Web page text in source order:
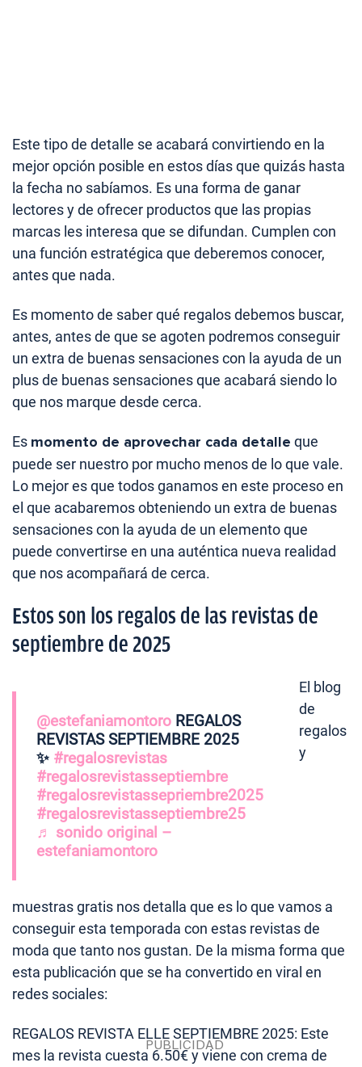
Este tipo de detalle se acabará convirtiendo en la
mejor opción posible en estos días que quizás hasta
la fecha no sabíamos. Es una forma de ganar
lectores y de ofrecer productos que las propias
marcas les interesa que se difundan. Cumplen con
una función estratégica que deberemos conocer,
antes que nada.
Es momento de saber qué regalos debemos buscar,
antes, antes de que se agoten podremos conseguir
un extra de buenas sensaciones con la ayuda de un
plus de buenas sensaciones que acabará siendo lo
que nos marque desde cerca.
Es momento de aprovechar cada detalle que
puede ser nuestro por mucho menos de lo que vale.
Lo mejor es que todos ganamos en este proceso en
el que acabaremos obteniendo un extra de buenas
sensaciones con la ayuda de un elemento que
puede convertirse en una auténtica nueva realidad
que nos acompañará de cerca.
Estos son los regalos de las revistas de
septiembre de 2025
@estefaniamontoro REGALOS
REVISTAS SEPTIEMBRE 2025
✨ #regalosrevistas
#regalosrevistasseptiembre
#regalosrevistassepriembre2025
#regalosrevistasseptiembre25
♬ sonido original –
estefaniamontoro
El blog
de
regalos
y
muestras gratis nos detalla que es lo que vamos a
conseguir esta temporada con estas revistas de
moda que tanto nos gustan. De la misma forma que
esta publicación que se ha convertido en viral en
redes sociales:
REGALOS REVISTA ELLE SEPTIEMBRE 2025: Este
mes la revista cuesta 6.50€ y viene con crema de